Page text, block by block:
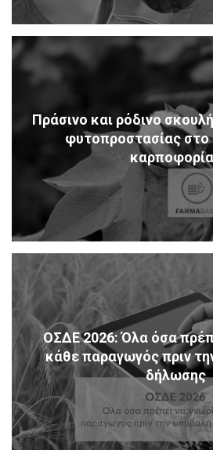
Πράσινο και ρόδινο
φυτοπροστασίας στο
ΟΣΔΕ 2026: Όλα όσα
κάθε παραγωγός πριν
δήλωσης